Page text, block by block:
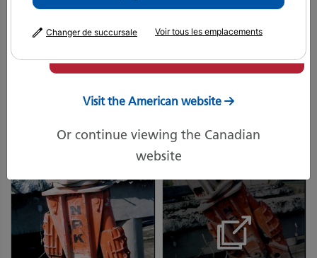
Visit the American website
Or continue viewing the Canadian
website
Changer de succursale Voir tous les emplacements